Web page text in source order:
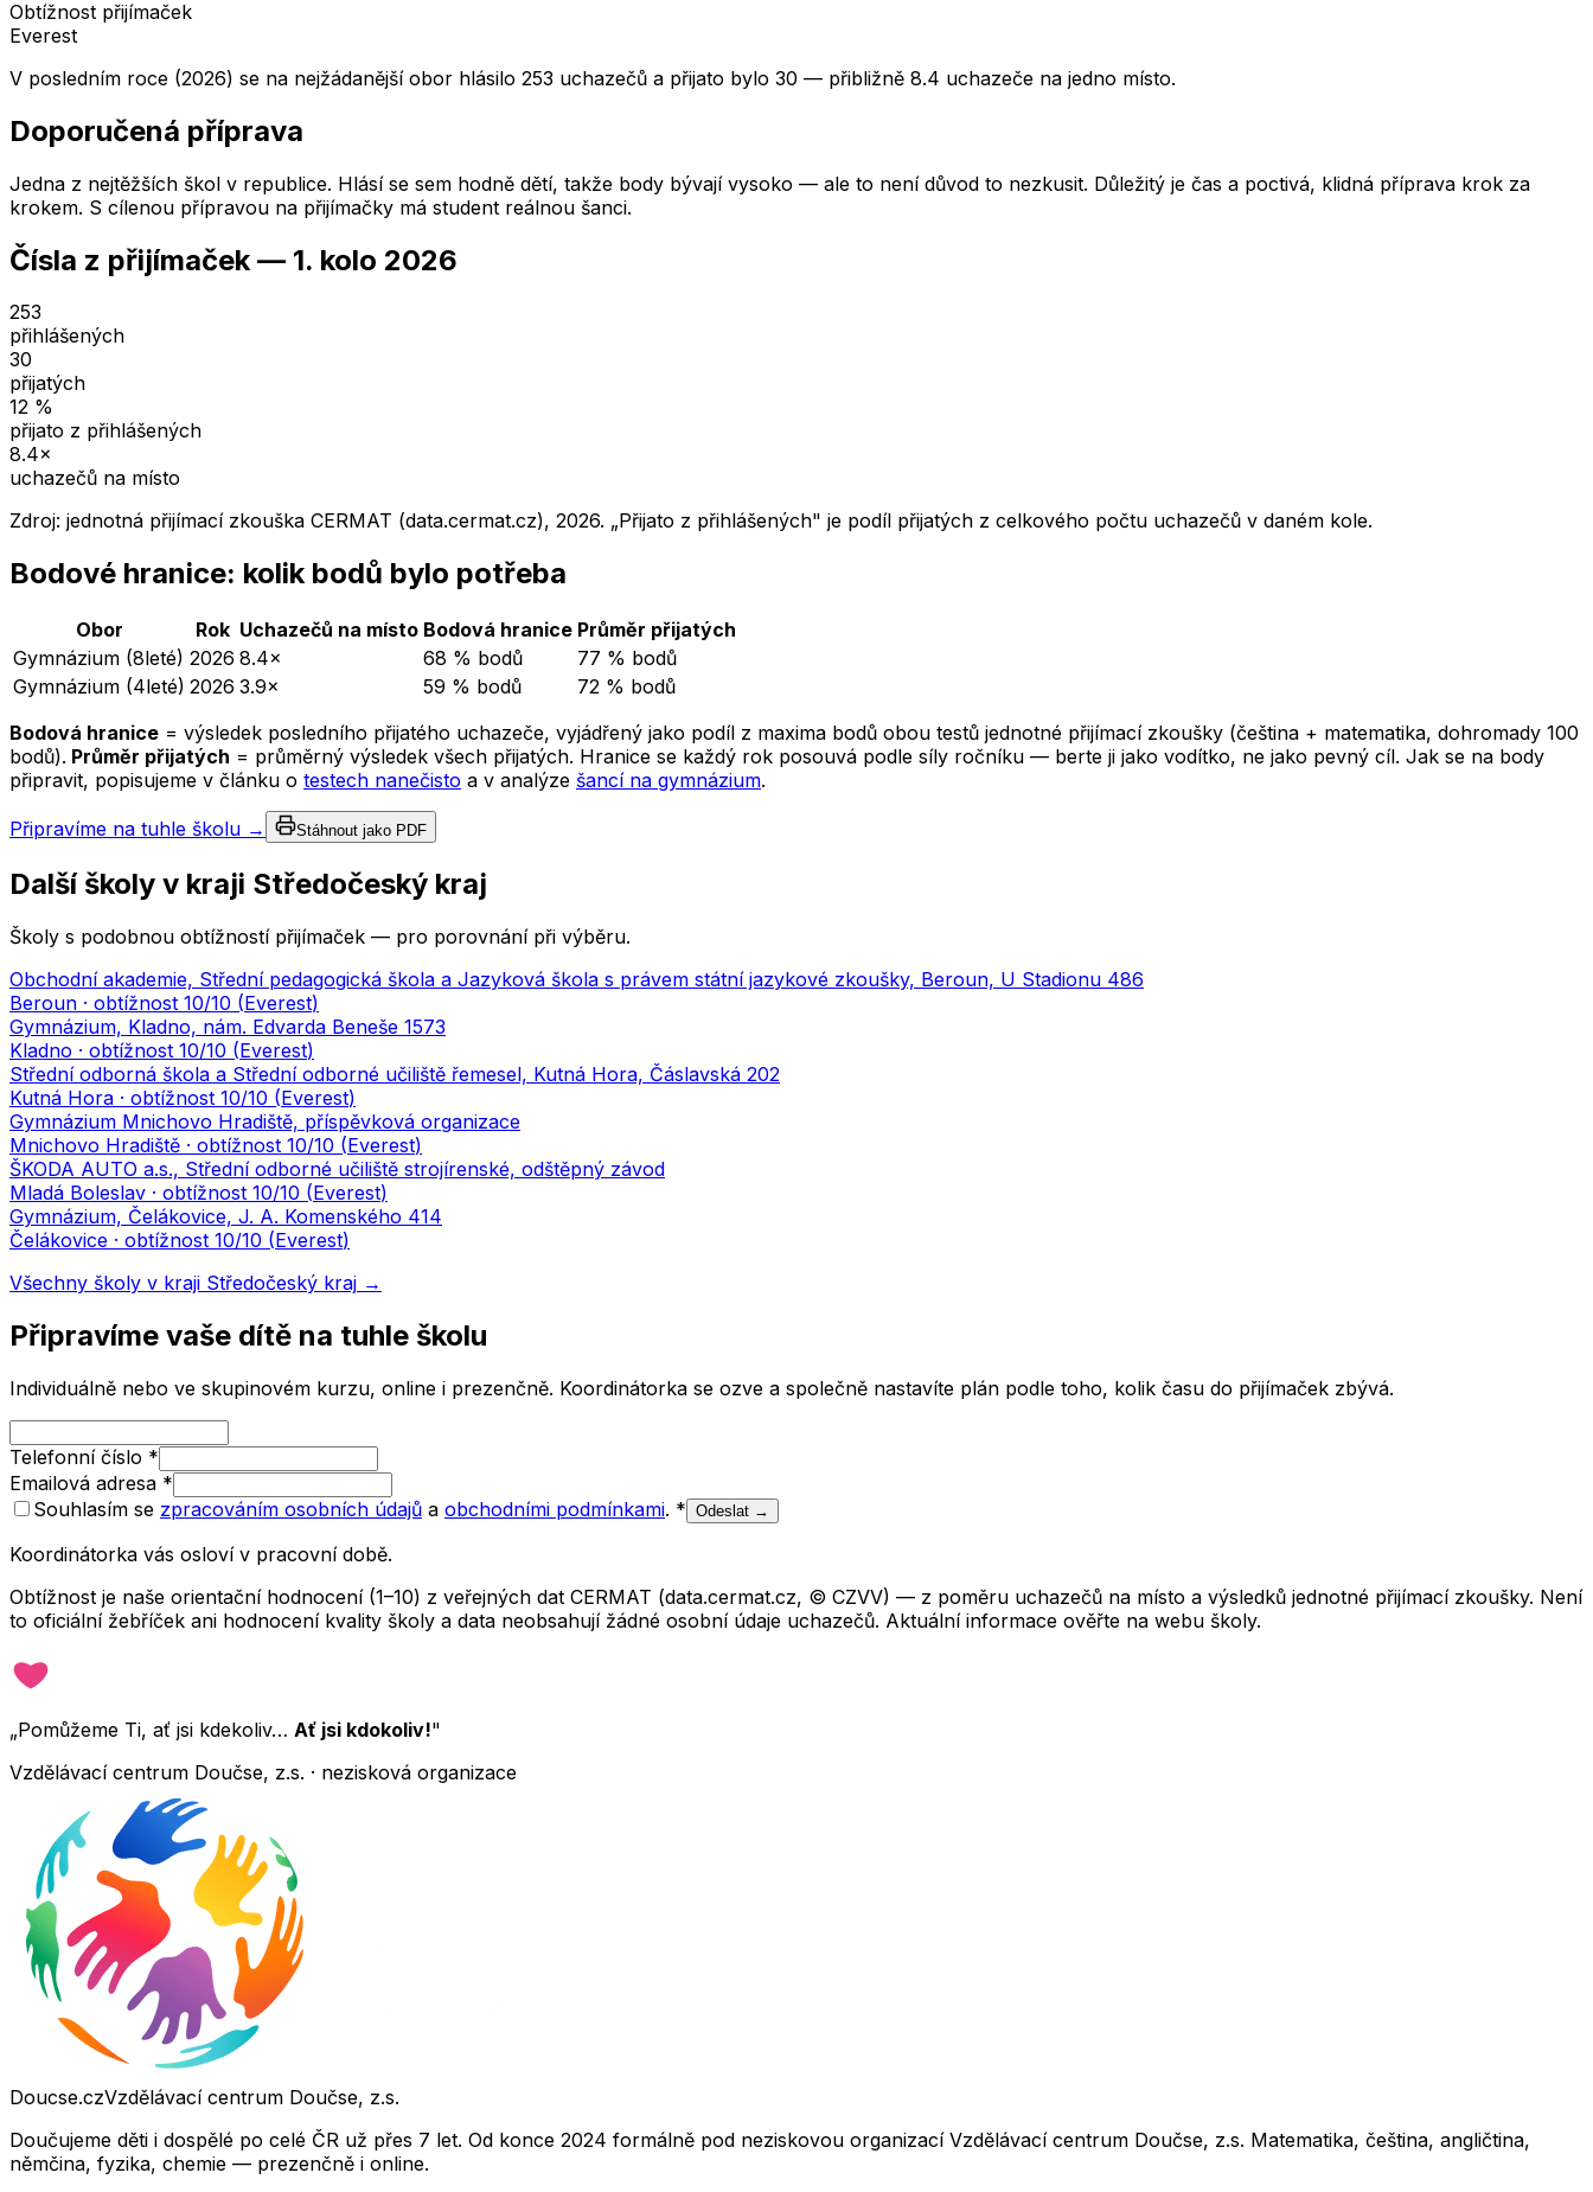
Obtížnost přijímaček
Everest
V posledním roce (2026) se na nejžádanější obor hlásilo 253 uchazečů a přijato bylo 30 — přibližně 8.4 uchazeče na jedno místo.
Doporučená příprava
Jedna z nejtěžších škol v republice. Hlásí se sem hodně dětí, takže body bývají vysoko — ale to není důvod to nezkusit. Důležitý je čas a poctivá, klidná příprava krok za
krokem. S cílenou přípravou na přijímačky má student reálnou šanci.
Čísla z přijímaček — 1. kolo 2026
253
přihlášených
30
přijatých
12 %
přijato z přihlášených
8.4×
uchazečů na místo
Zdroj: jednotná přijímací zkouška CERMAT (data.cermat.cz), 2026. „Přijato z přihlášených" je podíl přijatých z celkového počtu uchazečů v daném kole.
Bodové hranice: kolik bodů bylo potřeba
Obor Rok Uchazečů na místo Bodová hranice Průměr přijatých
Gymnázium (8leté) 2026 8.4× 68 % bodů
77 % bodů
Gymnázium (4leté) 2026 3.9× 59 % bodů
72 % bodů
Bodová hranice = výsledek posledního přijatého uchazeče, vyjádřený jako podíl z maxima bodů obou testů jednotné přijímací zkoušky (čeština + matematika, dohromady 100
bodů). Průměr přijatých = průměrný výsledek všech přijatých. Hranice se každý rok posouvá podle síly ročníku — berte ji jako vodítko, ne jako pevný cíl. Jak se na body
připravit, popisujeme v článku o testech nanečisto a v analýze šancí na gymnázium.
Připravíme na tuhle školu → Stáhnout jako PDF
Další školy v kraji Středočeský kraj
Školy s podobnou obtížností přijímaček — pro porovnání při výběru.
Obchodní akademie, Střední pedagogická škola a Jazyková škola s právem státní jazykové zkoušky, Beroun, U Stadionu 486
Beroun · obtížnost 10/10 (Everest)
Gymnázium, Kladno, nám. Edvarda Beneše 1573
Kladno · obtížnost 10/10 (Everest)
Střední odborná škola a Střední odborné učiliště řemesel, Kutná Hora, Čáslavská 202
Kutná Hora · obtížnost 10/10 (Everest)
Gymnázium Mnichovo Hradiště, příspěvková organizace
Mnichovo Hradiště · obtížnost 10/10 (Everest)
ŠKODA AUTO a.s., Střední odborné učiliště strojírenské, odštěpný závod
Mladá Boleslav · obtížnost 10/10 (Everest)
Gymnázium, Čelákovice, J. A. Komenského 414
Čelákovice · obtížnost 10/10 (Everest)
Všechny školy v kraji Středočeský kraj →
Připravíme vaše dítě na tuhle školu
Individuálně nebo ve skupinovém kurzu, online i prezenčně. Koordinátorka se ozve a společně nastavíte plán podle toho, kolik času do přijímaček zbývá.
Telefonní číslo *
Emailová adresa *
Souhlasím se zpracováním osobních údajů a obchodními podmínkami. * Odeslat →
Koordinátorka vás osloví v pracovní době.
Obtížnost je naše orientační hodnocení (1–10) z veřejných dat CERMAT (data.cermat.cz, © CZVV) — z poměru uchazečů na místo a výsledků jednotné přijímací zkoušky. Není
to oficiální žebříček ani hodnocení kvality školy a data neobsahují žádné osobní údaje uchazečů. Aktuální informace ověřte na webu školy.
„Pomůžeme Ti, ať jsi kdekoliv… Ať jsi kdokoliv!"
Vzdělávací centrum Doučse, z.s. · nezisková organizace
Doucse.czVzdělávací centrum Doučse, z.s.
Doučujeme děti i dospělé po celé ČR už přes 7 let. Od konce 2024 formálně pod neziskovou organizací Vzdělávací centrum Doučse, z.s. Matematika, čeština, angličtina,
němčina, fyzika, chemie — prezenčně i online.